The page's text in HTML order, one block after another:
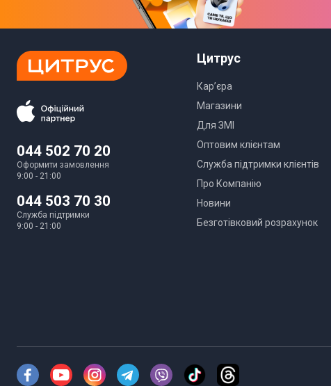
044 502 70 20
Оформити замовлення
9:00 - 21:00
044 503 70 30
Служба підтримки
9:00 - 21:00
Цитрус
Кар’єра
Магазини
Для ЗМІ
Оптовим клієнтам
Служба підтримки клієнтів
Про Компанію
Новини
Безготівковий розрахунок